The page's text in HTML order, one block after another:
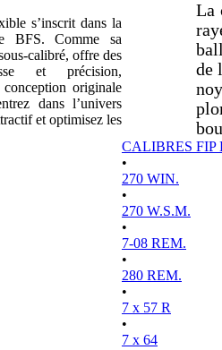
s’inscrit dans la
BFS. Comme sa
calibré, offre des
et précision,
originale
dans l’univers
et optimisez les
La
de
CALIBRES FIP
•
270 WIN.
•
270 W.S.M.
•
7-08 REM.
•
280 REM.
•
7 x 57 R
•
7 x 64